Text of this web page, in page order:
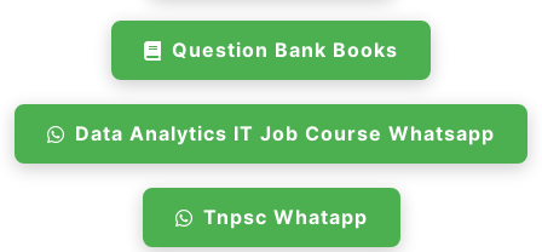
Question Bank Books
Data Analytics IT Job Course Whatsapp
Tnpsc Whatapp